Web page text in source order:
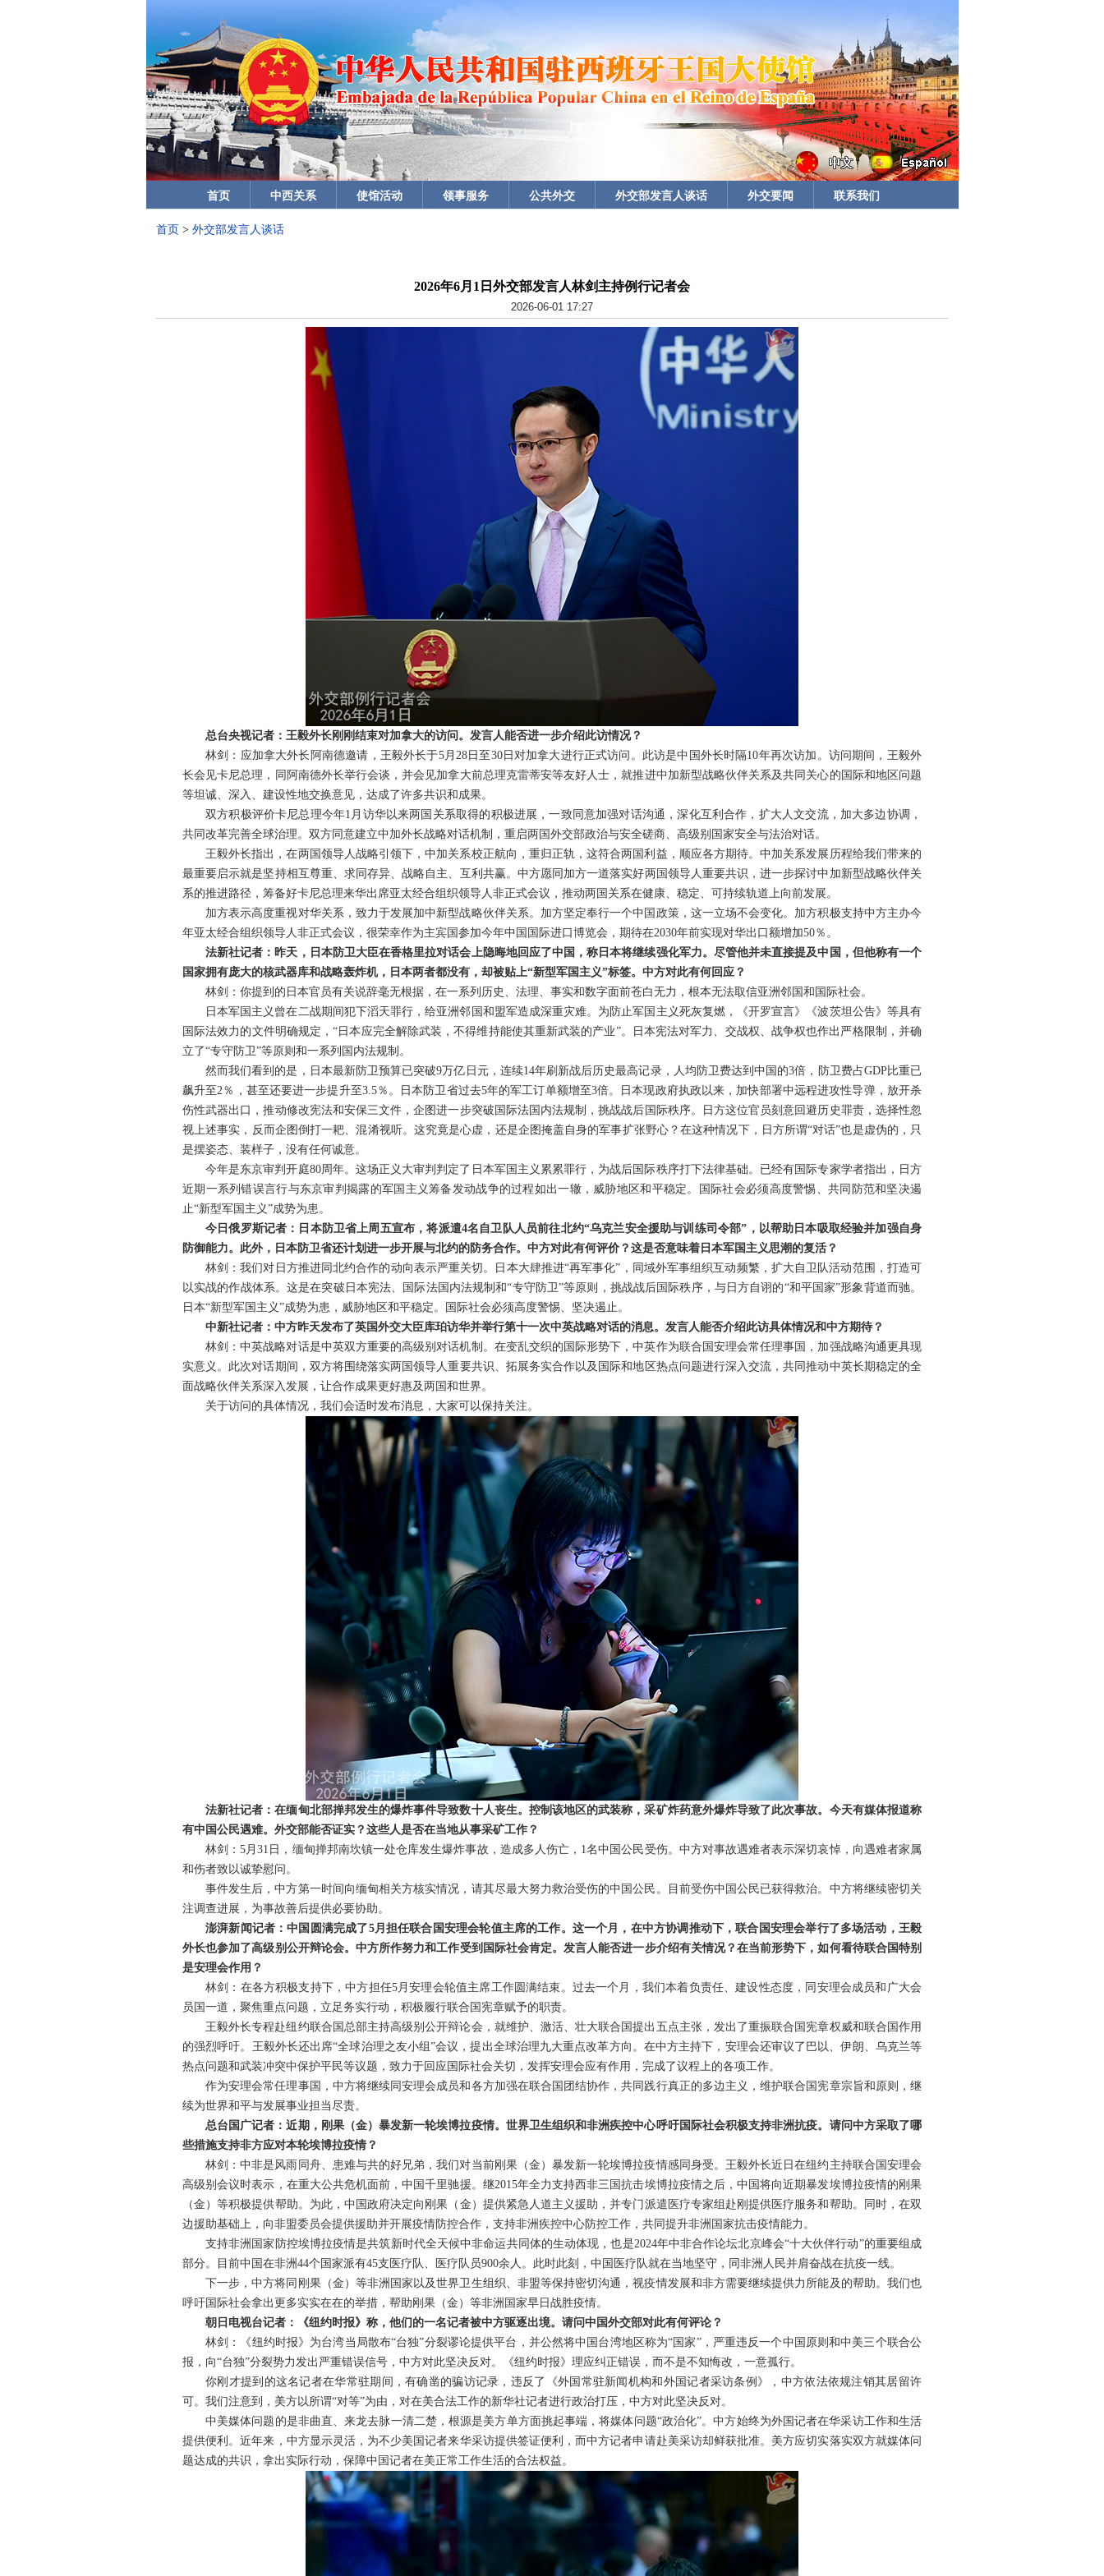
首页 中西关系 使馆活动 领事服务 公共外交 外交部发言人谈话 外交要闻 联系我们
首页 > 外交部发言人谈话
2026年6月1日外交部发言人林剑主持例行记者会
2026-06-01 17:27
总台央视记者：王毅外长刚刚结束对加拿大的访问。发言人能否进一步介绍此访情况？
林剑：应加拿大外长阿南德邀请，王毅外长于5月28日至30日对加拿大进行正式访问。此访是中国外长时隔10年再次访加。访问期间，王毅外
长会见卡尼总理，同阿南德外长举行会谈，并会见加拿大前总理克雷蒂安等友好人士，就推进中加新型战略伙伴关系及共同关心的国际和地区问题
等坦诚、深入、建设性地交换意见，达成了许多共识和成果。
双方积极评价卡尼总理今年1月访华以来两国关系取得的积极进展，一致同意加强对话沟通，深化互利合作，扩大人文交流，加大多边协调，
共同改革完善全球治理。双方同意建立中加外长战略对话机制，重启两国外交部政治与安全磋商、高级别国家安全与法治对话。
王毅外长指出，在两国领导人战略引领下，中加关系校正航向，重归正轨，这符合两国利益，顺应各方期待。中加关系发展历程给我们带来的
最重要启示就是坚持相互尊重、求同存异、战略自主、互利共赢。中方愿同加方一道落实好两国领导人重要共识，进一步探讨中加新型战略伙伴关
系的推进路径，筹备好卡尼总理来华出席亚太经合组织领导人非正式会议，推动两国关系在健康、稳定、可持续轨道上向前发展。
加方表示高度重视对华关系，致力于发展加中新型战略伙伴关系。加方坚定奉行一个中国政策，这一立场不会变化。加方积极支持中方主办今
年亚太经合组织领导人非正式会议，很荣幸作为主宾国参加今年中国国际进口博览会，期待在2030年前实现对华出口额增加50％。
法新社记者：昨天，日本防卫大臣在香格里拉对话会上隐晦地回应了中国，称日本将继续强化军力。尽管他并未直接提及中国，但他称有一个
国家拥有庞大的核武器库和战略轰炸机，日本两者都没有，却被贴上“新型军国主义”标签。中方对此有何回应？
林剑：你提到的日本官员有关说辞毫无根据，在一系列历史、法理、事实和数字面前苍白无力，根本无法取信亚洲邻国和国际社会。
日本军国主义曾在二战期间犯下滔天罪行，给亚洲邻国和盟军造成深重灾难。为防止军国主义死灰复燃，《开罗宣言》《波茨坦公告》等具有
国际法效力的文件明确规定，“日本应完全解除武装，不得维持能使其重新武装的产业”。日本宪法对军力、交战权、战争权也作出严格限制，并确
立了“专守防卫”等原则和一系列国内法规制。
然而我们看到的是，日本最新防卫预算已突破9万亿日元，连续14年刷新战后历史最高记录，人均防卫费达到中国的3倍，防卫费占GDP比重已
飙升至2％，甚至还要进一步提升至3.5％。日本防卫省过去5年的军工订单额增至3倍。日本现政府执政以来，加快部署中远程进攻性导弹，放开杀
伤性武器出口，推动修改宪法和安保三文件，企图进一步突破国际法国内法规制，挑战战后国际秩序。日方这位官员刻意回避历史罪责，选择性忽
视上述事实，反而企图倒打一耙、混淆视听。这究竟是心虚，还是企图掩盖自身的军事扩张野心？在这种情况下，日方所谓“对话”也是虚伪的，只
是摆姿态、装样子，没有任何诚意。
今年是东京审判开庭80周年。这场正义大审判判定了日本军国主义累累罪行，为战后国际秩序打下法律基础。已经有国际专家学者指出，日方
近期一系列错误言行与东京审判揭露的军国主义筹备发动战争的过程如出一辙，威胁地区和平稳定。国际社会必须高度警惕、共同防范和坚决遏
止“新型军国主义”成势为患。
今日俄罗斯记者：日本防卫省上周五宣布，将派遣4名自卫队人员前往北约“乌克兰安全援助与训练司令部”，以帮助日本吸取经验并加强自身
防御能力。此外，日本防卫省还计划进一步开展与北约的防务合作。中方对此有何评价？这是否意味着日本军国主义思潮的复活？
林剑：我们对日方推进同北约合作的动向表示严重关切。日本大肆推进“再军事化”，同域外军事组织互动频繁，扩大自卫队活动范围，打造可
以实战的作战体系。这是在突破日本宪法、国际法国内法规制和“专守防卫”等原则，挑战战后国际秩序，与日方自诩的“和平国家”形象背道而驰。
日本“新型军国主义”成势为患，威胁地区和平稳定。国际社会必须高度警惕、坚决遏止。
中新社记者：中方昨天发布了英国外交大臣库珀访华并举行第十一次中英战略对话的消息。发言人能否介绍此访具体情况和中方期待？
林剑：中英战略对话是中英双方重要的高级别对话机制。在变乱交织的国际形势下，中英作为联合国安理会常任理事国，加强战略沟通更具现
实意义。此次对话期间，双方将围绕落实两国领导人重要共识、拓展务实合作以及国际和地区热点问题进行深入交流，共同推动中英长期稳定的全
面战略伙伴关系深入发展，让合作成果更好惠及两国和世界。
关于访问的具体情况，我们会适时发布消息，大家可以保持关注。
法新社记者：在缅甸北部掸邦发生的爆炸事件导致数十人丧生。控制该地区的武装称，采矿炸药意外爆炸导致了此次事故。今天有媒体报道称
有中国公民遇难。外交部能否证实？这些人是否在当地从事采矿工作？
林剑：5月31日，缅甸掸邦南坎镇一处仓库发生爆炸事故，造成多人伤亡，1名中国公民受伤。中方对事故遇难者表示深切哀悼，向遇难者家属
和伤者致以诚挚慰问。
事件发生后，中方第一时间向缅甸相关方核实情况，请其尽最大努力救治受伤的中国公民。目前受伤中国公民已获得救治。中方将继续密切关
注调查进展，为事故善后提供必要协助。
澎湃新闻记者：中国圆满完成了5月担任联合国安理会轮值主席的工作。这一个月，在中方协调推动下，联合国安理会举行了多场活动，王毅
外长也参加了高级别公开辩论会。中方所作努力和工作受到国际社会肯定。发言人能否进一步介绍有关情况？在当前形势下，如何看待联合国特别
是安理会作用？
林剑：在各方积极支持下，中方担任5月安理会轮值主席工作圆满结束。过去一个月，我们本着负责任、建设性态度，同安理会成员和广大会
员国一道，聚焦重点问题，立足务实行动，积极履行联合国宪章赋予的职责。
王毅外长专程赴纽约联合国总部主持高级别公开辩论会，就维护、激活、壮大联合国提出五点主张，发出了重振联合国宪章权威和联合国作用
的强烈呼吁。王毅外长还出席“全球治理之友小组”会议，提出全球治理九大重点改革方向。在中方主持下，安理会还审议了巴以、伊朗、乌克兰等
热点问题和武装冲突中保护平民等议题，致力于回应国际社会关切，发挥安理会应有作用，完成了议程上的各项工作。
作为安理会常任理事国，中方将继续同安理会成员和各方加强在联合国团结协作，共同践行真正的多边主义，维护联合国宪章宗旨和原则，继
续为世界和平与发展事业担当尽责。
总台国广记者：近期，刚果（金）暴发新一轮埃博拉疫情。世界卫生组织和非洲疾控中心呼吁国际社会积极支持非洲抗疫。请问中方采取了哪
些措施支持非方应对本轮埃博拉疫情？
林剑：中非是风雨同舟、患难与共的好兄弟，我们对当前刚果（金）暴发新一轮埃博拉疫情感同身受。王毅外长近日在纽约主持联合国安理会
高级别会议时表示，在重大公共危机面前，中国千里驰援。继2015年全力支持西非三国抗击埃博拉疫情之后，中国将向近期暴发埃博拉疫情的刚果
（金）等积极提供帮助。为此，中国政府决定向刚果（金）提供紧急人道主义援助，并专门派遣医疗专家组赴刚提供医疗服务和帮助。同时，在双
边援助基础上，向非盟委员会提供援助并开展疫情防控合作，支持非洲疾控中心防控工作，共同提升非洲国家抗击疫情能力。
支持非洲国家防控埃博拉疫情是共筑新时代全天候中非命运共同体的生动体现，也是2024年中非合作论坛北京峰会“十大伙伴行动”的重要组成
部分。目前中国在非洲44个国家派有45支医疗队、医疗队员900余人。此时此刻，中国医疗队就在当地坚守，同非洲人民并肩奋战在抗疫一线。
下一步，中方将同刚果（金）等非洲国家以及世界卫生组织、非盟等保持密切沟通，视疫情发展和非方需要继续提供力所能及的帮助。我们也
呼吁国际社会拿出更多实实在在的举措，帮助刚果（金）等非洲国家早日战胜疫情。
朝日电视台记者：《纽约时报》称，他们的一名记者被中方驱逐出境。请问中国外交部对此有何评论？
林剑：《纽约时报》为台湾当局散布“台独”分裂谬论提供平台，并公然将中国台湾地区称为“国家”，严重违反一个中国原则和中美三个联合公
报，向“台独”分裂势力发出严重错误信号，中方对此坚决反对。《纽约时报》理应纠正错误，而不是不知悔改，一意孤行。
你刚才提到的这名记者在华常驻期间，有确凿的骗访记录，违反了《外国常驻新闻机构和外国记者采访条例》，中方依法依规注销其居留许
可。我们注意到，美方以所谓“对等”为由，对在美合法工作的新华社记者进行政治打压，中方对此坚决反对。
中美媒体问题的是非曲直、来龙去脉一清二楚，根源是美方单方面挑起事端，将媒体问题“政治化”。中方始终为外国记者在华采访工作和生活
提供便利。近年来，中方显示灵活，为不少美国记者来华采访提供签证便利，而中方记者申请赴美采访却鲜获批准。美方应切实落实双方就媒体问
题达成的共识，拿出实际行动，保障中国记者在美正常工作生活的合法权益。